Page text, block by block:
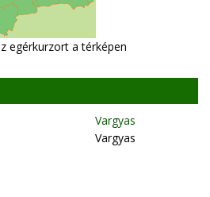
egérkurzort a térképen
Vargyas
Vargyas